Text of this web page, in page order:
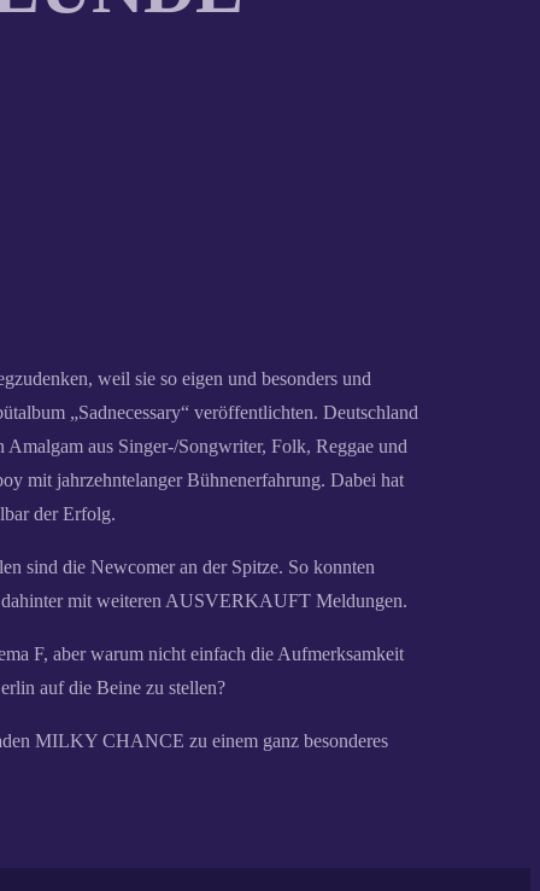
weil sie so eigen und besonders und
„Sadnecessary“ veröffentlichten. Deutschland
aus Singer-/Songwriter, Folk, Reggae und
mit jahrzehntelanger Bühnenerfahrung. Dabei hat
der Erfolg.
sind die Newcomer an der Spitze. So konnten
mit weiteren AUSVERKAUFT Meldungen.
F, aber warum nicht einfach die Aufmerksamkeit
auf die Beine zu stellen?
MILKY CHANCE zu einem ganz besonderes